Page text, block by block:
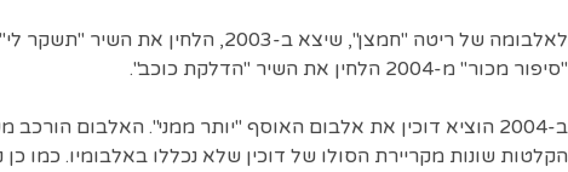
לאלבומה של ריטה "חמצן", שיצא ב-
"סיפור מכור" מ-2004 הלחין את השיר "הדלקת כוכב".
ב-2004 הוציא דוכין את אלבום האוסף "יותר ממני". האלבום
הקלטות שונות מקריירת הסולו של דוכין שלא נכללו באלבומיו. כמו